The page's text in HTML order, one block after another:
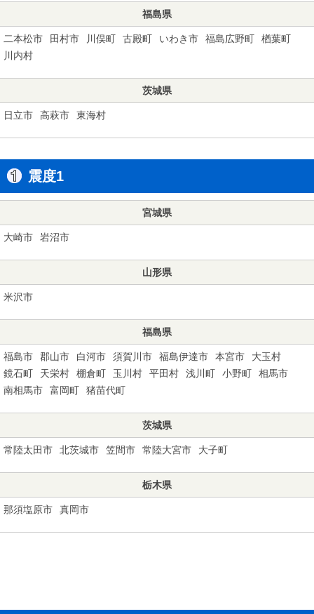
福島県
二本松市 田村市 川俣町 古殿町 いわき市 福島広野町
楢葉町
川内村
茨城県
日立市 高萩市 東海村
震度1
宮城県
大崎市 岩沼市
山形県
米沢市
福島県
福島市 郡山市 白河市 須賀川市 福島伊達市 本宮市
大玉村
鏡石町
天栄村 棚倉町 玉川村 平田村 浅川町 小野町
相馬市
南相馬市
富岡町 猪苗代町
茨城県
常陸太田市 北茨城市 笠間市 常陸大宮市 大子町
栃木県
那須塩原市 真岡市